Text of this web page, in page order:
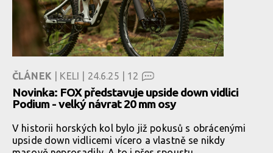
ČLÁNEK | KELI | 24.6.25 | 12
Novinka: FOX představuje upside down vidlici
Podium - velký návrat 20 mm osy
V historii horských kol bylo již pokusů s obrácenými
upside down vidlicemi vícero a vlastně se nikdy